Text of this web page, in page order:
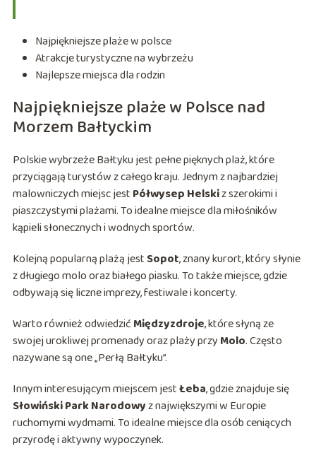
Najpiękniejsze plaże w polsce
Atrakcje turystyczne na wybrzeżu
Najlepsze miejsca dla rodzin
Najpiękniejsze plaże w Polsce nad
Morzem Bałtyckim
Polskie wybrzeże Bałtyku jest pełne pięknych plaż, które
przyciągają turystów z całego kraju. Jednym z najbardziej
malowniczych miejsc jest Półwysep Helskiz szerokimi i
piaszczystymi plażami. To idealne miejsce dla miłośników
kąpieli słonecznych i wodnych sportów.
Kolejną popularną plażą jest Sopot, znany kurort, który słynie
z długiego molo oraz białego piasku. To także miejsce, gdzie
odbywają się liczne imprezy, festiwale i koncerty.
Warto również odwiedzić Międzyzdroje, które słyną ze
swojej urokliwej promenady oraz plaży przy Molo. Często
nazywane są one „Perłą Bałtyku”.
Innym interesującym miejscem jestŁeba, gdzie znajduje się
Słowiński Park Narodowyz największymi w Europie
ruchomymi wydmami. To idealne miejsce dla osób ceniących
przyrodę i aktywny wypoczynek.